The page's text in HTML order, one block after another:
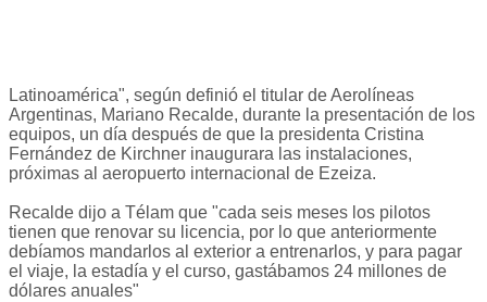
Latinoamérica", según definió el titular de Aerolíneas
Argentinas, Mariano Recalde, durante la presentación de los
equipos, un día después de que la presidenta Cristina
Fernández de Kirchner inaugurara las instalaciones,
próximas al aeropuerto internacional de Ezeiza.
Recalde dijo a Télam que "cada seis meses los pilotos
tienen que renovar su licencia, por lo que anteriormente
debíamos mandarlos al exterior a entrenarlos, y para pagar
el viaje, la estadía y el curso, gastábamos 24 millones de
dólares anuales"